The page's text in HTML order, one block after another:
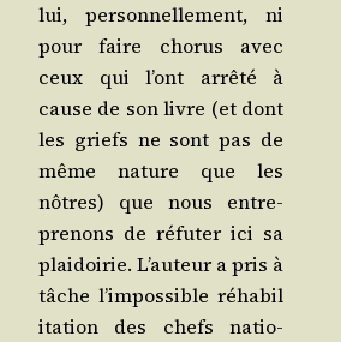
lui, per­son­nel­le­ment, ni
pour faire cho­rus avec
ceux qui l’ont arrê­té à
cause de son livre (et dont
les griefs ne sont pas de
même nature que les
nôtres) que nous entre­
pre­nons de réfu­ter ici sa
plai­doi­rie. L’au­teur a pris à
tâche l’im­pos­sible réha­bi­l
i­ta­tion des chefs natio­